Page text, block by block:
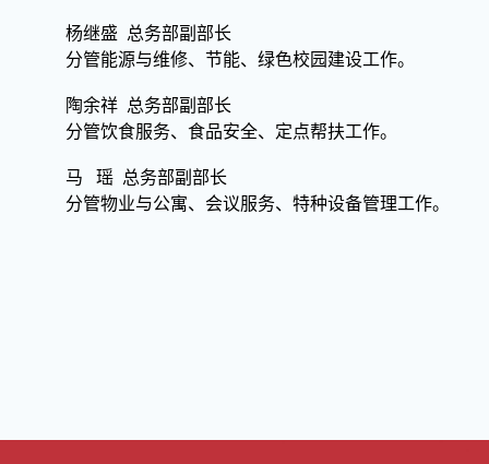
杨继盛 总务部副部长
分管能源与维修、节能、绿色校园建设工作。
陶余祥 总务部副部长
分管饮食服务、食品安全、定点帮扶工作。
马 瑶 总务部副部长
分管物业与公寓、会议服务、特种设备管理工作。